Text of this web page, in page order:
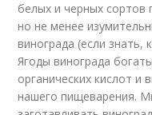
белых и черных сортов
но не менее
винограда (если знать,
Ягоды винограда
органических кислот и
нашего пищеварения.